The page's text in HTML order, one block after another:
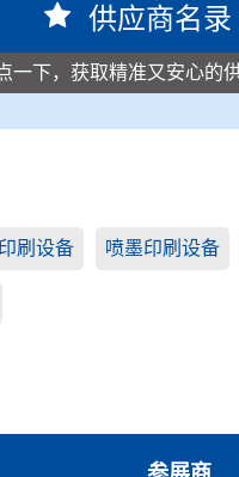
供应商名录
一下，获取精准又安心的
刷设备 喷墨印刷设备